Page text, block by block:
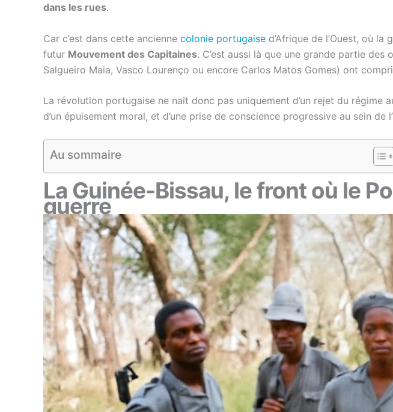
dans les rues.
Car c’est dans cette ancienne colonie portugaise d’Afrique de l’Ouest, où
futur Mouvement des Capitaines. C’est aussi là que une grande partie
Salgueiro Maia, Vasco Lourenço ou encore Carlos Matos Gomes) ont
La révolution portugaise ne naît donc pas uniquement d’un rejet du régime
d’un épuisement moral, et d’une prise de conscience progressive au sein
Au sommaire
La Guinée-Bissau, le front où le
guerre